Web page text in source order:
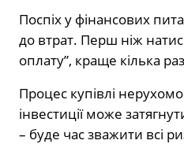
Поспіх у фінансових
до втрат. Перш ніж
оплату”, краще кілька
Процес купівлі
інвестиції може
– буде час зважити всі